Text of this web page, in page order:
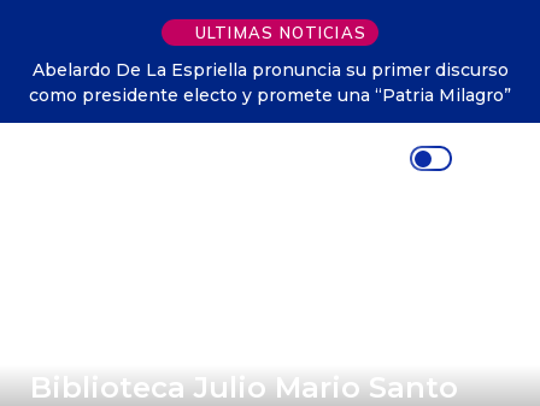
ULTIMAS NOTICIAS
pronuncia su primer discurso
y promete una “Patria Milagro”
Colombia tendrá un
Biblioteca Julio Mario Santo